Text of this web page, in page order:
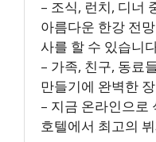
– 조식, 런치, 디너
아름다운 한강 전
사를 할 수 있습니
– 가족, 친구, 동료
만들기에 완벽한
– 지금 온라인으로
호텔에서 최고의